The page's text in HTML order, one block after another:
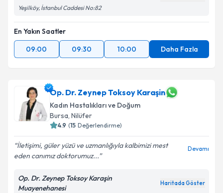
Yeşilköy, İstanbul Caddesi No:82
En Yakın Saatler
09:00
09:30 10:00 Daha Fazla
Op. Dr. Zeynep Toksoy Karaşin
Kadın Hastalıkları ve Doğum
Bursa, Nilüfer
4.9 (15 Değerlendirme)
İletişimi, güler yüzü ve uzmanlığıyla kalbimizi mest
eden canımız doktorumuz...
Devamı
Op. Dr. Zeynep Toksoy Karaşin
Muayenehanesi
Haritada Göster